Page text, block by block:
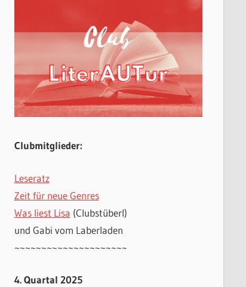
Clubmitglieder:
Leseratz
Zeit für neue Genres
Was liest Lisa (Clubstüberl)
und Gabi vom Laberladen
~~~~~~~~~~~~~~~~~~~~~
4. Quartal 2025